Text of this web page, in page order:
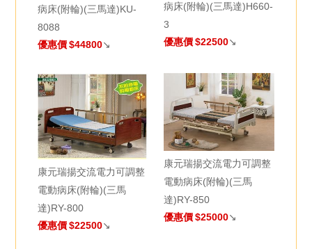
病床(附輪)(三馬達)KU-
8088
優惠價 $44800↘
病床(附輪)(三馬達)H660-
3
優惠價$22500↘
康元瑞揚交流電力可調整
電動病床(附輪)(三馬
達)RY-800
優惠價 $22500↘
康元瑞揚交流電力可調整
電動病床(附輪)(三馬
達)RY-850
優惠價$25000↘